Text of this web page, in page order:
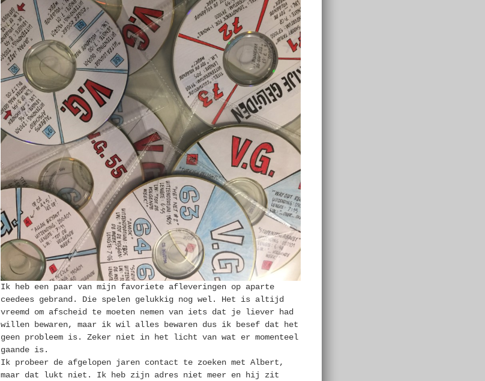
Ik heb een paar van mijn favoriete afleveringen op aparte
ceedees gebrand. Die spelen gelukkig nog wel. Het is altijd
vreemd om afscheid te moeten nemen van iets dat je liever had
willen bewaren, maar ik wil alles bewaren dus ik besef dat het
geen probleem is. Zeker niet in het licht van wat er momenteel
gaande is.
Ik probeer de afgelopen jaren contact te zoeken met Albert,
maar dat lukt niet. Ik heb zijn adres niet meer en hij zit